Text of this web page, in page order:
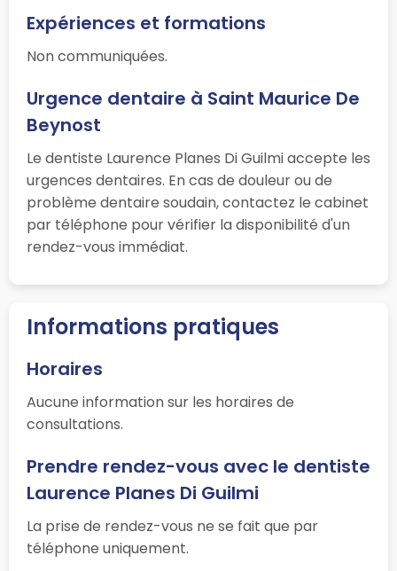
Expériences et formations
Non communiquées.
Urgence dentaire à Saint Maurice De
Beynost
Le dentiste Laurence Planes Di Guilmi accepte les
urgences dentaires. En cas de douleur ou de
problème dentaire soudain, contactez le cabinet
par téléphone pour vérifier la disponibilité d'un
rendez-vous immédiat.
Informations pratiques
Horaires
Aucune information sur les horaires de
consultations.
Prendre rendez-vous avec le dentiste
Laurence Planes Di Guilmi
La prise de rendez-vous ne se fait que par
téléphone uniquement.